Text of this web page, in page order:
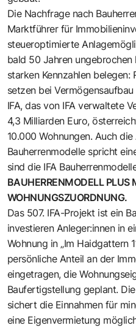
Die Nachfrage nach
Marktführer für
steueroptimierte
bald 50 Jahren
starken Kennzahlen
setzen bei
IFA, das von IFA verwaltete
4,3 Milliarden Euro,
10.000 Wohnungen. Auch
Bauherrenmodelle spricht
sind die IFA
BAUHERRENMODELL PLUS
WOHNUNGSZUORDNUNG.
Das 507. IFA-Projekt ist ein
investieren Anleger:innen in
Wohnung in „Im Haidgattern
persönliche Anteil an der
eingetragen, die
Baufertigstellung geplant.
sichert die Einnahmen für
eine Eigenvermietung